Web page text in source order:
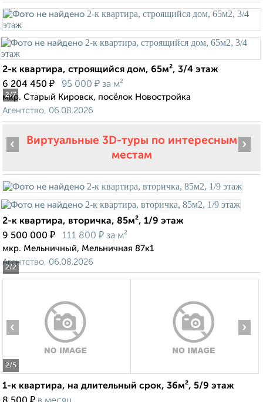
2/7
2-к квартира, строящийся дом, 65м², 3/4 этаж
6 204 450 ₽ 95 000 ₽ за м²
мкр. Старый Кировск, посёлок Новостройка
Агентство, 06.08.2026
Виртуальные 3D-туры по интересным
местам
2/2
‹ ›
2-к квартира, вторичка, 85м², 1/9 этаж
9 500 000 ₽ 111 800 ₽ за м²
мкр. Мельничный, Мельничная 87к1
Агентство, 06.08.2026
2/5
‹ ›
1-к квартира, на длительный срок, 36м², 5/9 этаж